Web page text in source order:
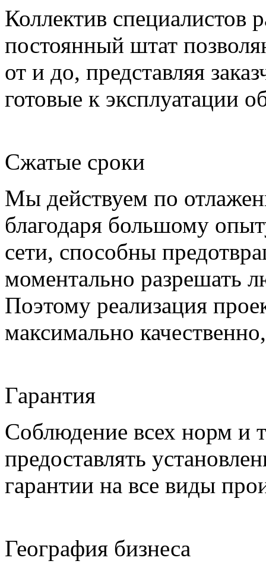
Коллектив специалистов
постоянный штат
от и до, представляя
готовые к эксплуатации
Сжатые сроки
Мы действуем по
благодаря большому
сети, способны
моментально разрешать
Поэтому реализация
максимально
Гарантия
Соблюдение всех норм и
предоставлять
гарантии на все виды
География бизнеса